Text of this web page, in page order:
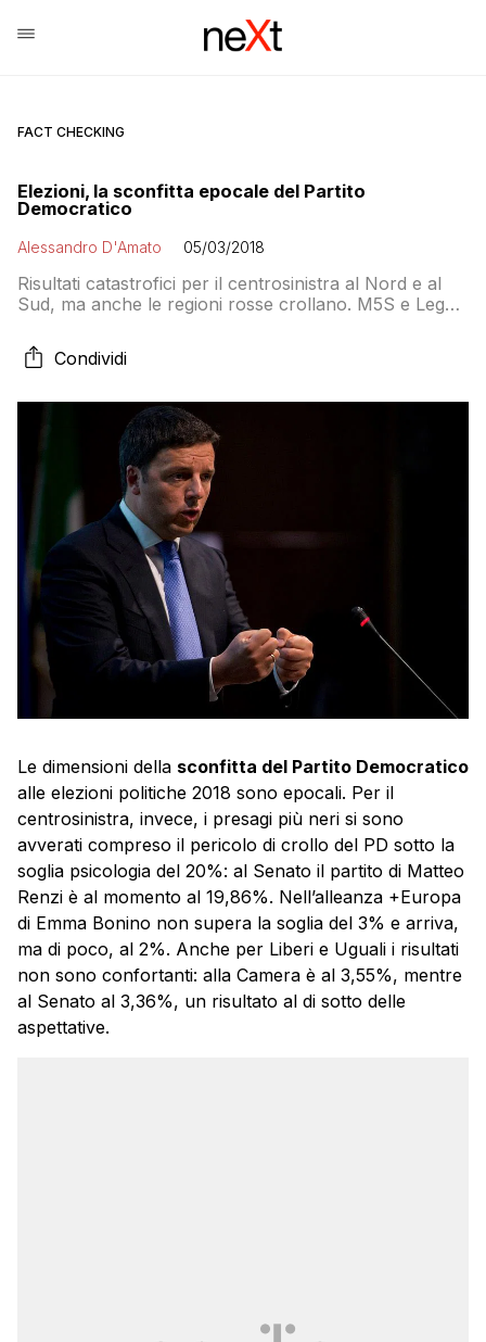
FACT CHECKING
Elezioni, la sconfitta epocale del Partito
Democratico
Alessandro D'Amato 05/03/2018
Risultati catastrofici per il centrosinistra al Nord e al
Sud, ma anche le regioni rosse crollano. M5S e Lega
segretario non parla da ieri. E pensa al passo indietro
Condividi
Le dimensioni della sconfitta del Partito Democratico
alle elezioni politiche 2018 sono epocali. Per il
centrosinistra, invece, i presagi più neri si sono
avverati compreso il pericolo di crollo del PD sotto la
soglia psicologia del 20%: al Senato il partito di Matteo
Renzi è al momento al 19,86%. Nell’alleanza +Europa
di Emma Bonino non supera la soglia del 3% e arriva,
ma di poco, al 2%. Anche per Liberi e Uguali i risultati
non sono confortanti: alla Camera è al 3,55%, mentre
al Senato al 3,36%, un risultato al di sotto delle
aspettative.